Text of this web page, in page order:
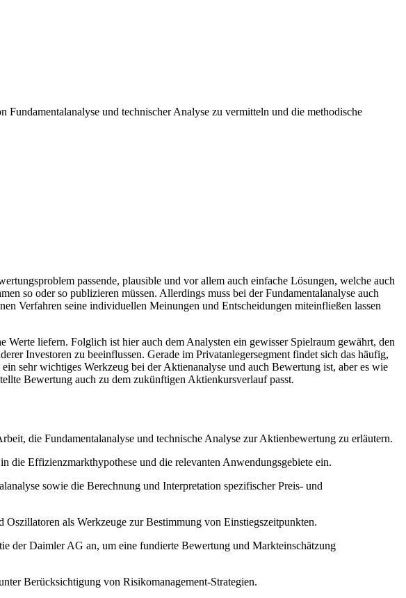
und technischer Analyse zu vermitteln und die methodische
passende, plausible und vor allem auch einfache Lösungen, welche auch
so oder so publizieren müssen. Allerdings muss bei der Fundamentalanalyse auch
Verfahren seine individuellen Meinungen und Entscheidungen miteinfließen lassen
liefern. Folglich ist hier auch dem Analysten ein gewisser Spielraum gewährt, den
Investoren zu beeinflussen. Gerade im Privatanlegersegment findet sich das häufig,
sehr wichtiges Werkzeug bei der Aktienanalyse und auch Bewertung ist, aber es wie
Bewertung auch zu dem zukünftigen Aktienkursverlauf passt.
die Fundamentalanalyse und technische Analyse zur Aktienbewertung zu erläutern.
Effizienzmarkthypothese und die relevanten Anwendungsgebiete ein.
sowie die Berechnung und Interpretation spezifischer Preis- und
als Werkzeuge zur Bestimmung von Einstiegszeitpunkten.
der Daimler AG an, um eine fundierte Bewertung und Markteinschätzung
Berücksichtigung von Risikomanagement-Strategien.